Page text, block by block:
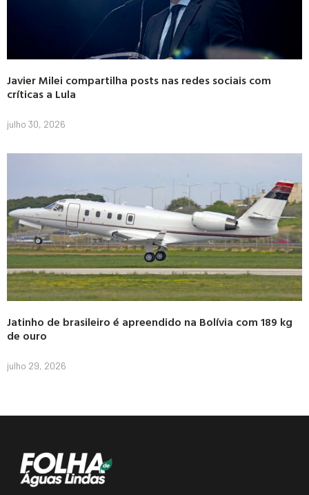
Javier Milei compartilha posts nas redes sociais com
críticas a Lula
julho 30, 2026
Jatinho de brasileiro é apreendido na Bolívia com 189 kg
de ouro
julho 29, 2026